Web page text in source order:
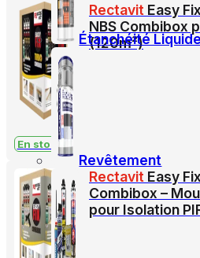
Étanchéité
Revêtement
Rectavit Easy
NBS Combibox
(120m²)
En stock
Rectavit Easy
Combibox –
pour Isolation